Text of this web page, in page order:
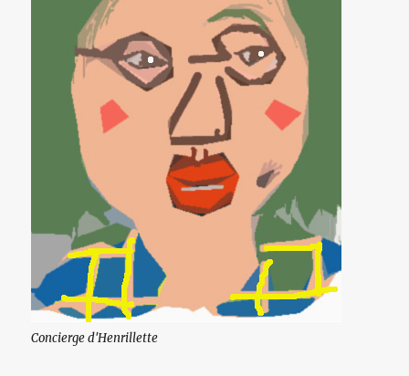
Concierge d'Henrillette